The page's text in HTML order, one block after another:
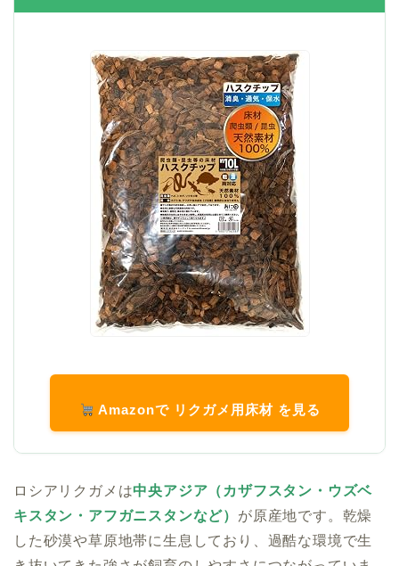
Amazonで リクガメ用床材 を見る
ロシアリクガメは中央アジア（カザフスタン・ウズベ
キスタン・アフガニスタンなど） が原産地です。乾燥
した砂漠や草原地帯に生息しており、過酷な環境で生